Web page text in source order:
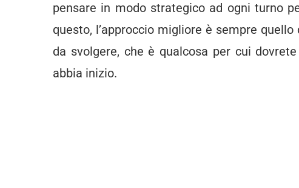
pensare in modo strategico ad ogni turno
questo, l’approccio migliore è sempre
da svolgere, che è qualcosa per cui
abbia inizio.